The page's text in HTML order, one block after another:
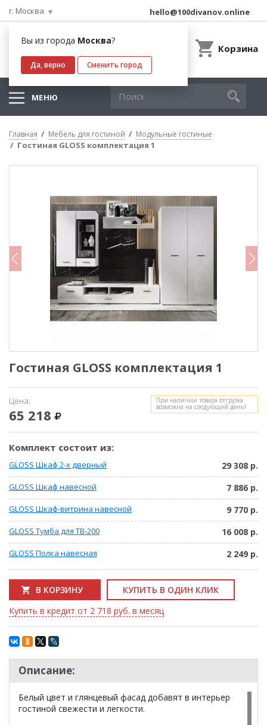
г. Москва
Вы из города Москва?
Да, верно Сменить город
hello@100divanov.online
Корзина
МЕНЮ
Главная Мебель для гостиной Модульные гостиные
Гостиная GLOSS комплектация 1
Гостиная GLOSS комплектация 1
Цена:
65 218
При наличии товара отгрузка
возможна на следующий день!
Комплект состоит из:
GLOSS Шкаф 2-х дверный 29 308 р.
GLOSS Шкаф навесной 7 886 р.
GLOSS Шкаф-витрина навесной 9 770 р.
GLOSS Тумба для ТВ-200 16 008 р.
GLOSS Полка навесная 2 249 р.
В КОРЗИНУ
КУПИТЬ В ОДИН КЛИК
Купить в кредит от 2 718 руб. в месяц
Описание:
Белый цвет и глянцевый фасад добавят в интерьер
гостиной свежести и легкости.